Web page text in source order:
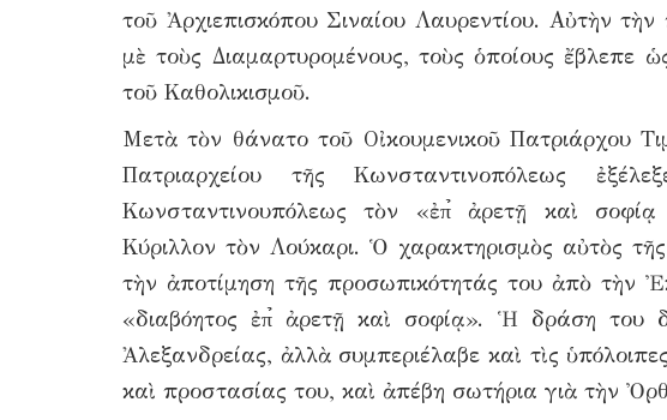
τοῦ Ἀρχιεπισκόπου Σιναίου Λαυρεντίου. Αὐτὴν
μὲ τοὺς Διαμαρτυρομένους, τοὺς ὁποίους
τοῦ Καθολικισμοῦ.
Μετὰ τὸν θάνατο τοῦ Οἰκουμενικοῦ Πατριάρχου
Πατριαρχείου τῆς Κωνσταντινοπόλεως
Κωνσταντινουπόλεως τὸν «ἐπ̉ ἀρετῇ καὶ σοφίᾳ
Κύριλλον τὸν Λούκαρι. Ὁ χαρακτηρισμὸς αὐτὸς
τὴν ἀποτίμηση τῆς προσωπικότητάς του ἀπὸ τὴν
«διαβόητος ἐπ̉ ἀρετῇ καὶ σοφίᾳ». Ἡ δράση του
Ἀλεξανδρείας, ἀλλὰ συμπεριέλαβε καὶ τὶς
καὶ προστασίας του, καὶ ἀπέβη σωτήρια γιὰ τὴν